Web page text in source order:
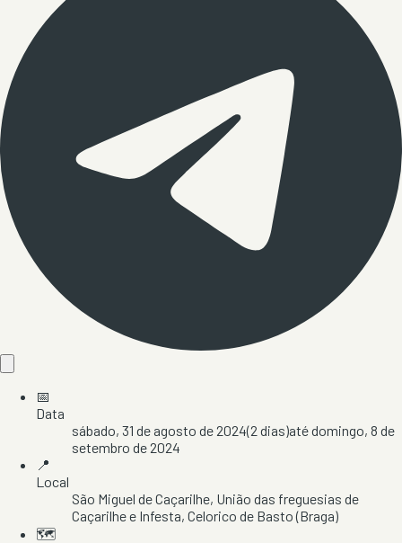
📅
Data
sábado, 31 de agosto de 2024(2 dias)atédomingo, 8 de
setembro de 2024
📍
Local
São Miguel de Caçarilhe, União das freguesias de
Caçarilhe e Infesta, Celorico de Basto(Braga)
🗺️